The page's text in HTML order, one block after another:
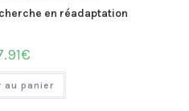
en réadaptation
€
au panier